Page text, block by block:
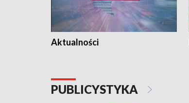
Aktualności
PUBLICYSTYKA